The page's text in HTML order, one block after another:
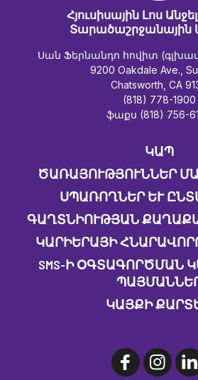
Հյուսիսային Լոս
Տարածաշրջանային
Սան Ֆերնանդո հովիտ
9200 Oakdale Ave.,
Chatsworth, CA
(818) 778-1900
ֆաքս (818) 756-
ԿԱՊ
ԾԱՌԱՅՈՒԹՅՈՒՆՆԵՐ
ՍՊԱՌՈՂՆԵՐ ԵՒ
ԳԱՂՏՆԻՈՒԹՅԱՆ
ԿԱՐԻԵՐԱՅԻ
SMS-Ի ՕԳՏԱԳՈՐԾՄԱՆ
ԱՅՄԱՆՆԵՐ
ԿԱՅՔԻ